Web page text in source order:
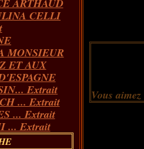
ARTHAUD
CELLI
MONSIEUR
ET AUX
Extrait
... Extrait
... Extrait
... Extrait
Vous aimez